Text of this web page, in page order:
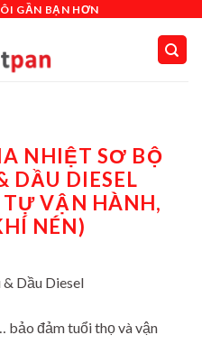
GẦN BẠN HƠN
NHIỆT SƠ BỘ
DẦU DIESEL
VẬN HÀNH,
NÉN)
Dầu Diesel
bảo đảm tuổi thọ và vận